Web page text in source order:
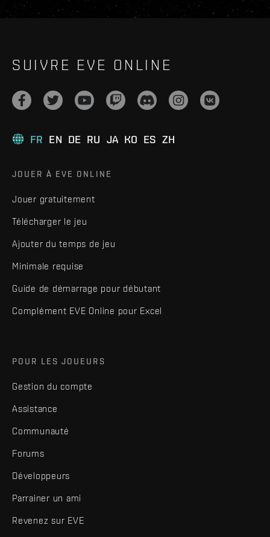
SUIVRE EVE ONLINE
FR EN DE RU JA KO ES ZH
JOUER À EVE ONLINE
Jouer gratuitement
Télécharger le jeu
Ajouter du temps de jeu
Minimale requise
Guide de démarrage pour débutant
Complément EVE Online pour Excel
POUR LES JOUEURS
Gestion du compte
Assistance
Communauté
Forums
Développeurs
Parrainer un ami
Revenez sur EVE